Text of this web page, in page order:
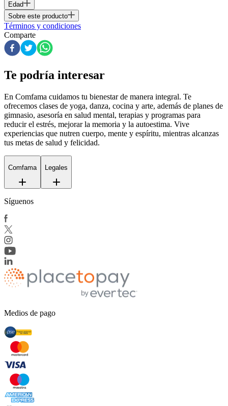
Edad
Sobre este producto
Términos y condiciones
Comparte
Te podría interesar
En Comfama cuidamos tu bienestar de manera integral. Te
ofrecemos clases de yoga, danza, cocina y arte, además de planes de
gimnasio, asesoría en salud mental, terapias y programas para
reducir el estrés, mejorar la memoria y la autoestima. Vive
experiencias que nutren cuerpo, mente y espíritu, mientras alcanzas
tus metas de salud y felicidad.
Comfama Legales
Síguenos
Medios de pago